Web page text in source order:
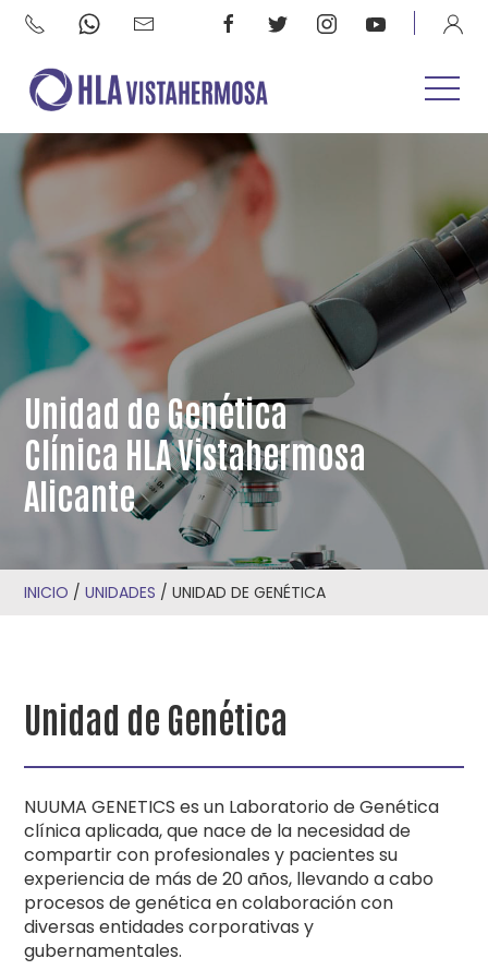
Unidad de Genética
Clínica HLA Vistahermosa
Alicante
INICIO /UNIDADES /UNIDAD DE GENÉTICA
Unidad de Genética
NUUMA GENETICS es un Laboratorio de Genética
clínica aplicada, que nace de la necesidad de
compartir con profesionales y pacientes su
experiencia de más de 20 años, llevando a cabo
procesos de genética en colaboración con
diversas entidades corporativas y
gubernamentales.